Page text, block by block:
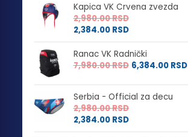
Kapica VK Crvena zvezda
2,980.00RSD
2,384.00 RSD
Ranac VK Radnički
7,980.00RSD 6,384.00 RSD
Serbia - Official za decu
2,980.00RSD
2,384.00 RSD